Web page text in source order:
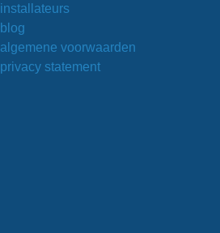
installateurs
blog
algemene voorwaarden
privacy statement